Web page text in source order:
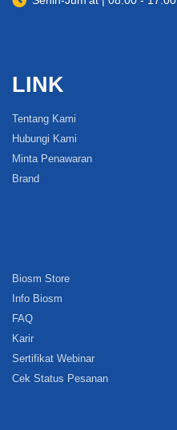
LINK
Tentang Kami
Hubungi Kami
Minta Penawaran
Brand
Biosm Store
Info Biosm
FAQ
Karir
Sertifikat Webinar
Cek Status Pesanan